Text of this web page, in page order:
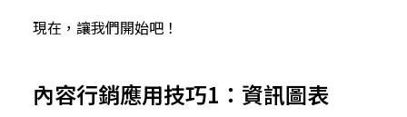
現在，讓我們開始吧！
內容行銷應用技巧1：資訊圖表